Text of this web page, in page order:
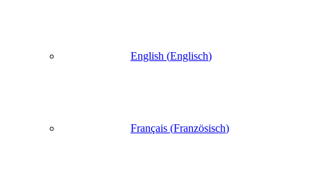
English (Englisch)
Français (Französisch)